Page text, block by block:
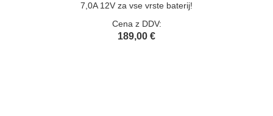
7,0A 12V za vse vrste baterij!
Cena z DDV:
189,00 €